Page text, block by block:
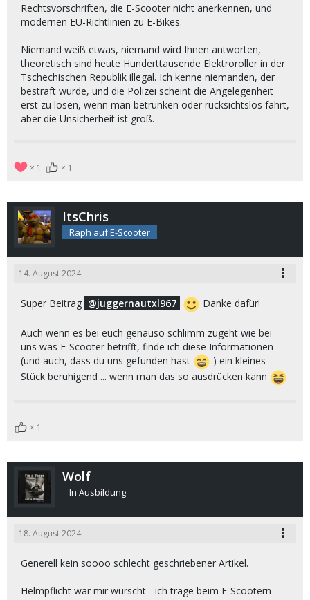
Rechtsvorschriften, die E-Scooter nicht anerkennen, und
modernen EU-Richtlinien zu E-Bikes.
Niemand weiß etwas, niemand wird Ihnen antworten,
theoretisch sind heute Hunderttausende Elektroroller in der
Tschechischen Republik illegal. Ich kenne niemanden, der
bestraft wurde, und die Polizei scheint die Angelegenheit
erst zu lösen, wenn man betrunken oder rücksichtslos fährt,
aber die Unsicherheit ist groß.
1 1
ItsChris
Raph auf E-Scooter
14. August 2024
Super Beitrag juggernautxl967 Danke dafür!
Auch wenn es bei euch genauso schlimm zugeht wie bei
uns was E-Scooter betrifft, finde ich diese Informationen
(und auch, dass du uns gefunden hast
) ein kleines
Stück beruhigend ... wenn man das so ausdrücken kann
1
Wolf
In Ausbildung
18. August 2024
Generell kein soooo schlecht geschriebener Artikel.
Helmpflicht wär mir wurscht - ich trage beim E-Scootern